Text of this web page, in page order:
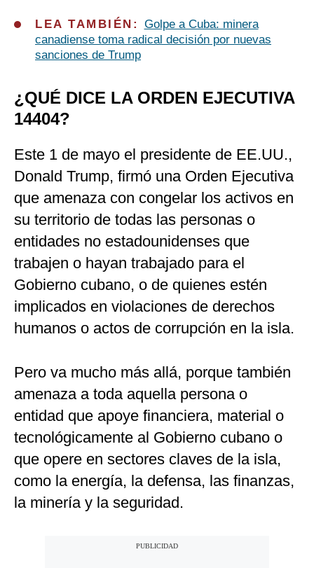
LEA TAMBIÉN: Golpe a Cuba: minera
canadiense toma radical decisión por nuevas
sanciones de Trump
¿QUÉ DICE LA ORDEN EJECUTIVA
14404?
Este 1 de mayo el presidente de EE.UU.,
Donald Trump, firmó una Orden Ejecutiva
que amenaza con congelar los activos en
su territorio de todas las personas o
entidades no estadounidenses que
trabajen o hayan trabajado para el
Gobierno cubano, o de quienes estén
implicados en violaciones de derechos
humanos o actos de corrupción en la isla.
Pero va mucho más allá, porque también
amenaza a toda aquella persona o
entidad que apoye financiera, material o
tecnológicamente al Gobierno cubano o
que opere en sectores claves de la isla,
como la energía, la defensa, las finanzas,
la minería y la seguridad.